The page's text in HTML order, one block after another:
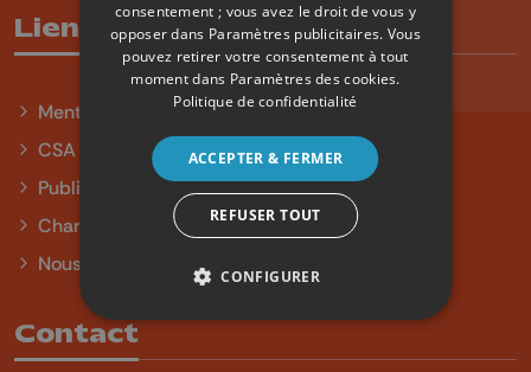
Liens utiles
Mentions légales
CSA
Publicité
Charte sur l'égalité et la diversité
Nous contacter
Contact
consentement ; vous avez le droit de vous y
opposer dans Paramètres publicitaires. Vous
pouvez retirer votre consentement à tout
moment dans Paramètres des cookies.
Politique de confidentialité
ACCEPTER & FERMER
REFUSER TOUT
CONFIGURER